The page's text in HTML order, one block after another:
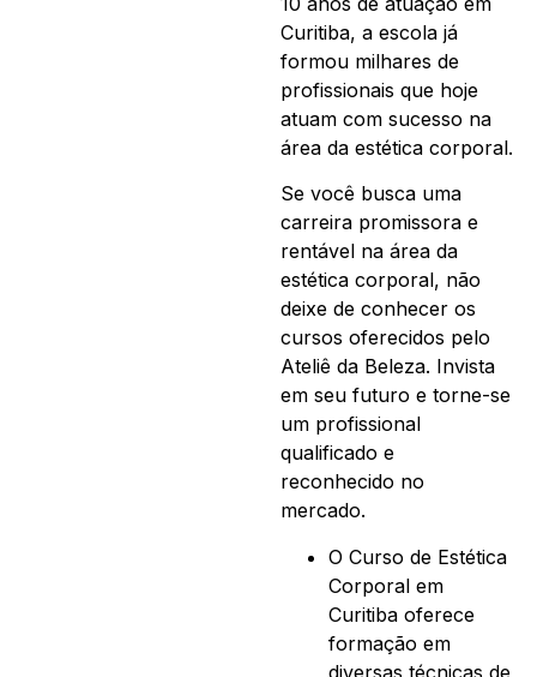
Curitiba, a escola já
formou milhares de
profissionais que hoje
atuam com sucesso na
área da estética corporal.
Se você busca uma
carreira promissora e
rentável na área da
estética corporal, não
deixe de conhecer os
cursos oferecidos pelo
Ateliê da Beleza. Invista
em seu futuro e torne-se
um profissional
qualificado e
reconhecido no
mercado.
O Curso de Estética
Corporal em
Curitiba oferece
formação em
diversas técnicas de